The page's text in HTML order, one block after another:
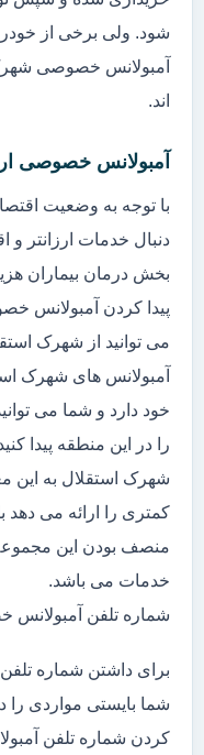
شود. ولی برخی از
آمبولانس خصوصی
اند.
آمبولانس خصوصی
با توجه به وضعیت
دنبال خدمات ارزانتر
بخش درمان بیماران
پیدا کردن آمبولانس
می توانید از شهرک
آمبولانس های شهرک
خود دارد و شما می
را در این منطقه پیدا
شهرک استقلال به این
کمتری را ارائه می دهد
منصف بودن این
خدمات می باشد.
شماره تلفن
برای داشتن شماره
شما بایستی مواردی را
کردن شماره تلفن